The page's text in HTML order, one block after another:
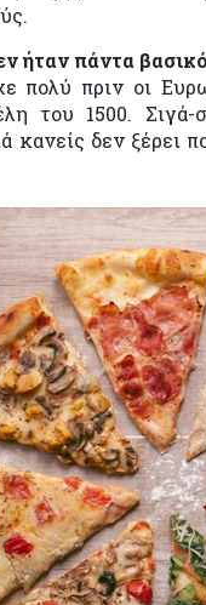
ήταν πάντα
πολύ πριν οι
του 1500. Σιγά-
κανείς δεν ξέρει